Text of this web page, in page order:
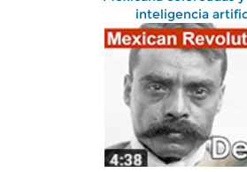
inteligencia